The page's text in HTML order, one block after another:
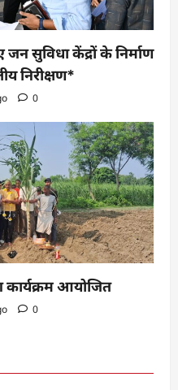
सुविधा केंद्रों के निर्माण
निरीक्षण*
0
कार्यक्रम आयोजित
0